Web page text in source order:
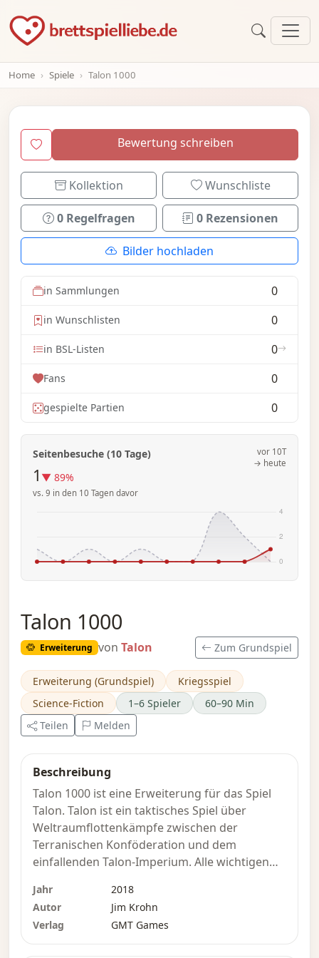
Home Spiele Talon 1000
Bewertung schreiben
Kollektion Wunschliste
0 Regelfragen 0 Rezensionen
Bilder hochladen
in Sammlungen 0
in Wunschlisten 0
in BSL-Listen 0
Fans 0
gespielte Partien 0
Seitenbesuche (10 Tage)
1 ▼ 89%
vs. 9 in den 10 Tagen davor
vor 10T
→ heute
Talon 1000
Erweiterung von Talon Zum Grundspiel
Erweiterung (Grundspiel)
Kriegsspiel
Science-Fiction
1–6 Spieler
60–90 Min
Teilen
Melden
Beschreibung
Talon 1000 ist eine Erweiterung für das Spiel
Talon. Talon ist ein taktisches Spiel über
Weltraumflottenkämpfe zwischen der
Terranischen Konföderation und dem
einfallenden Talon-Imperium. Alle wichtigen
Karte verfügbar – wie auf einem riesigen
Heads-up-Display. Da man den Verlauf der
Schlacht auf der Karte verfolgen kann, kann
Jahr
2018
Autor
Jim Krohn
Verlag
GMT Games